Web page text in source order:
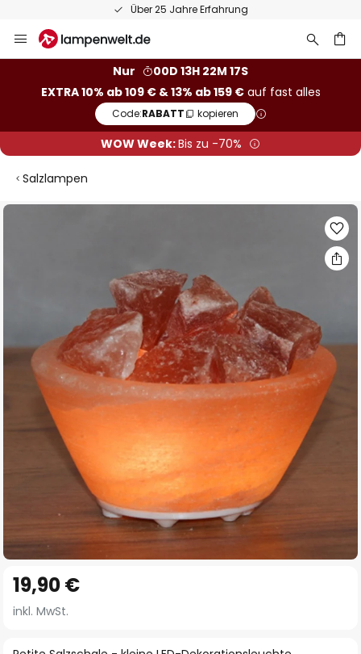
Über 25 Jahre Erfahrung
Inhalt
Nur
00D 13H 22M 16S
EXTRA 10% ab 109 € & 13% ab 159 €auf fast alles
Code:RABATT kopieren
WOW Week:Bis zu -70%
Salzlampen
Zum
Anfang
der
springen
19,90 €
inkl. MwSt.